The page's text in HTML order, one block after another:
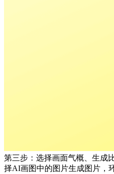
第三步：选择画面气概、生成
择AI画图中的图片生成图片，